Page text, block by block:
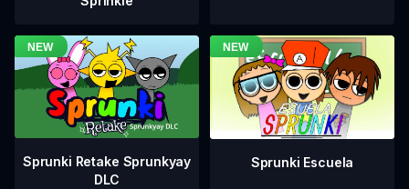
Sprunki Retake Sprunkyay
DLC
Sprunki Escuela